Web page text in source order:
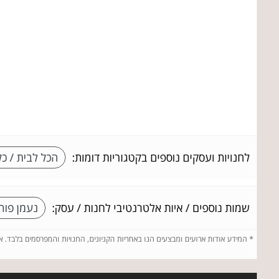
לחנויות ועסקים נוספים בקטגוריות דומות: הכל לבית /
שמות נוספים / איות אלטרנטיבי לחנות / עסק: נעמן
* המידע אודות ארועים ומבצעים הנו באחריות הקניונים, החנויות והמפרסמים